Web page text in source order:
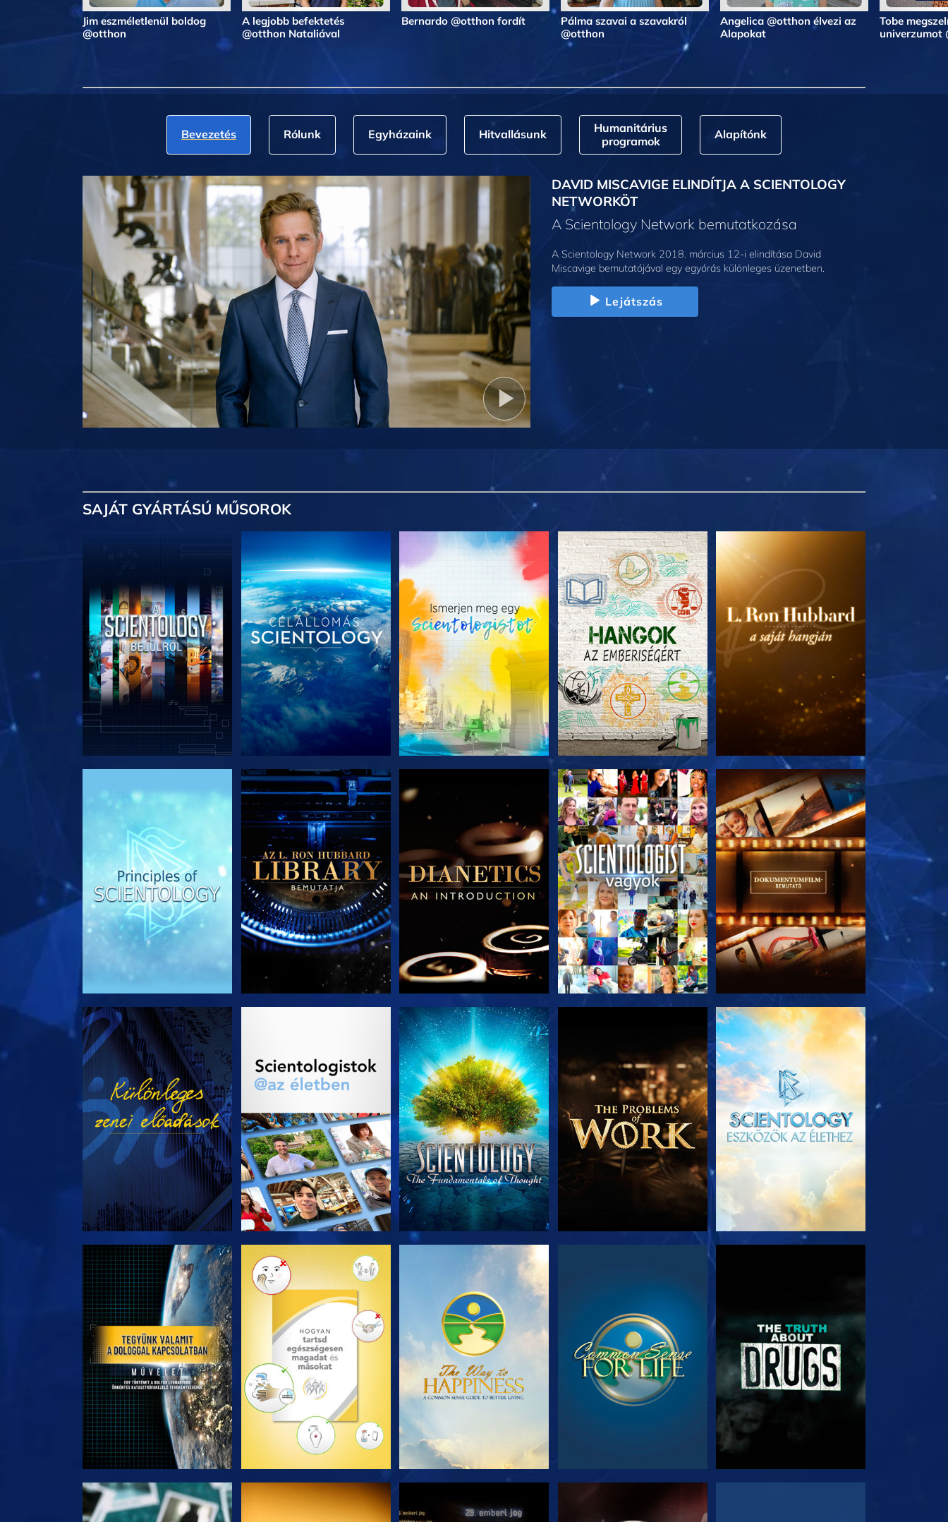
Jim eszméletlenül boldog
@otthon
A legjobb befektetés
@otthon Nataliával
Bernardo @otthon fordít
Pálma szavai a szavakról
@otthon
Angelica @otthon élvezi az
Alapokat
Tobe
univerzumot
Bevezetés Rólunk Egyházaink Hitvallásunk
Humanitárius
programok
Alapítónk
DAVID MISCAVIGE ELINDÍTJA A SCIENTOLOGY
NETWORKÖT
A Scientology Network bemutatkozása
A Scientology Network 2018. március 12-i elindítása David
Miscavige bemutatójával egy egyórás különleges üzenetben.
Lejátszás
SAJÁT GYÁRTÁSÚ MŰSOROK
A SOROZAT RÉSZEI A SOROZAT RÉSZEI A SOROZAT RÉSZEI A SOROZAT RÉSZEI A SOROZAT RÉSZEI
MŰSORNÉZÉS MŰSORNÉZÉS A SOROZAT RÉSZEI
A SOROZAT RÉSZEI A SOROZAT RÉSZEI